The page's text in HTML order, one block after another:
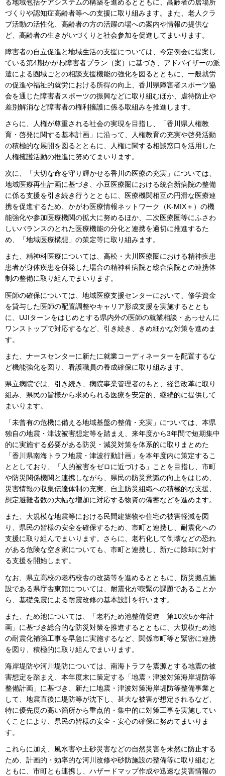
る地域包括ケアシステムの構築を進めるとともに、高齢者の居場所
づくりや認知症高齢者等への支援に取り組みます。また、老人クラ
ブ活動の活性化、高齢者の方の活躍の場への案内や情報の提供な
ど、高齢者の生きがいづくりと社会参加を促進してまいります。
障害者の自立促進と地域生活の支援については、今定例会に提案し
ている第4期かがわ障害者プラン（案）に基づき、アドバイザーの派
遣による圏域ごとの相談支援機能の強化を図るとともに、一般就労
の促進や福祉的就労における所得の向上、香川県障害者スポーツ協
会を通じた障害者スポーツの振興などに取り組むほか、虐待防止や
差別解消など障害者の権利擁護に係る取組みを推進します。
さらに、人権が尊重される社会の実現を目指し、「香川県人権教
育・啓発に関する基本計画」に沿って、人権教育の充実や啓発活動
の積極的な展開を図るとともに、人権に関する相談窓口を活用した
人権擁護活動の推進に努めてまいります。
次に、「大切な命を守り輝かせる香川の医療の充実」については、
地域医療再生計画に基づき、小豆医療圏における統合新病院の整備
に係る支援を引き続き行うとともに、医療機関相互の円滑な医療連
携を促進するため、かがわ医療情報ネットワーク（K-MIX＋）の機
能強化や参加医療機関の拡大に努めるほか、二次医療圏等にふさわ
しいバランスのとれた医療機能の分化と連携を適切に推進するた
め、「地域医療構想」の策定等に取り組みます。
また、精神科医療については、高松・大川医療圏における精神疾患
患者が身体疾患を併発した場合の精神科病院と総合病院との連携体
制の整備に取り組んでまいります。
医師の確保については、地域医療支援センターにおいて、修学資金
を貸与した医師の配置調整やキャリア形成支援を実施するととも
に、UJIターンをはじめとする県内外の医師の就業相談・あっせんに
ワンストップで対応するなど、引き続き、きめ細かな対策を進めま
す。
また、ナースセンターに新たに就業コーディネーターを配置するな
ど機能強化を図り、看護職員の養成確保に取り組みます。
県立病院では、引き続き、病院事業管理者のもと、経営改革に取り
組み、県民の皆様から求められる医療を安定的、継続的に提供して
まいります。
「未曾有の危機に備える地域基盤の整備・充実」については、本県
独自の地震・津波被害想定等を踏まえ、来年度から3年間で短期集中
的に実施する必要がある防災・減災対策を体系的に取りまとめた
「香川県南海トラフ地震・津波行動計画」を本年度内に策定するこ
ととしており、「人的被害をゼロに近づける」ことを目指し、市町
や防災関係機関と連携しながら、県民の防災意識の向上をはじめ、
災害情報の収集伝達体制の充実、自主防災組織への積極的な支援、
想定避難者数の大幅な増加に対応する物資の備蓄などを進めます。
また、大規模な地震等における民間建築物や住宅の被害軽減を図
り、県民の皆様の安全を確保するため、市町と連携し、耐震化への
支援に取り組んでまいります。さらに、老朽化して倒壊などの恐れ
がある危険な空き家についても、市町と連携し、新たに除却に対す
る支援を開始します。
なお、県立高校の老朽校舎の改築等を進めるとともに、防災拠点施
設である県庁舎東館については、耐震化が喫緊の課題であることか
ら、基礎免震による耐震改修の基本設計を行います。
また、ため池については、「老朽ため池整備促進 第10次5か年計
画」に基づき総合的な防災対策を推進するとともに、大規模ため池
の耐震化補強工事を早急に実施するなど、関係市町等と緊密に連携
を図り、積極的に取り組んでまいります。
海岸堤防や河川堤防については、南海トラフを震源とする地震の被
害想定を踏まえ、本年度末に策定する「地震・津波対策海岸堤防等
整備計画」に基づき、新たに地震・津波対策海岸堤防等整備事業と
して、地震直後に堤防等が沈下し、甚大な被害が想定されるなど、
特に優先度の高い箇所から重点的・集中的に対策工事を実施してい
くことにより、県民の皆様の安全・安心の確保に努めてまいりま
す。
これらに加え、風水害や土砂災害などの自然災害を未然に防止する
ため、計画的・効率的な河川改修や砂防施設の整備等に取り組むと
ともに、市町とも連携し、ハザードマップ作成や迅速な災害情報の